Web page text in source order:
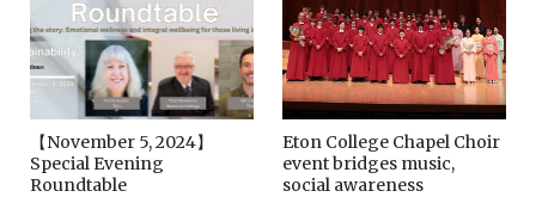
【November 5, 2024】
Special Evening
Roundtable
Eton College Chapel Choir
event bridges music,
social awareness